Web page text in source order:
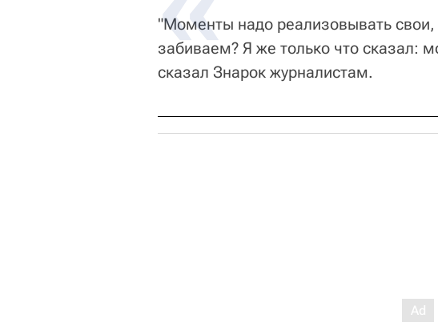
"Моменты надо реализовывать
забиваем? Я же только что сказал:
сказал Знарок журналистам.